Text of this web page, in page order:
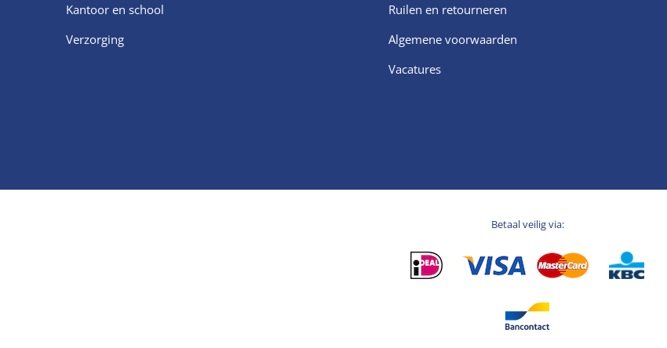
Kantoor en school
Verzorging
Ruilen en retourneren
Algemene voorwaarden
Vacatures
Betaal veilig via: